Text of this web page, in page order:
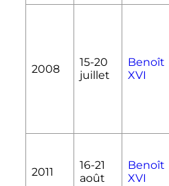
2008
15-20
juillet
Benoît
XVI
2011
16-21
août
Benoît
XVI